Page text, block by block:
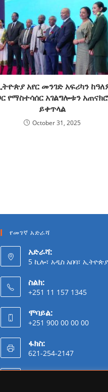
አየር መንገድ አፍሪካን
የማስተሳሰር አገልግሎቱን አጠናክሮ
ይቀጥላል
October 31, 2025
የመገኛ አድራሻ
አድራሻ:
5 ኪሎ፣ አዲስ አበባ፣
ስልክ:
+251 11 157 1345
ሞባይል:
+251 900 00 00 00
ፋክስ:
621-254-2147
ኢሜይል: